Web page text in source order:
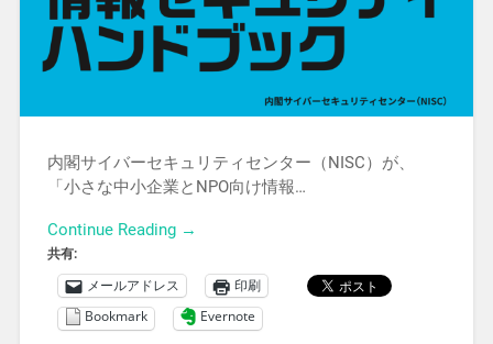
内閣サイバーセキュリティセンター（NISC）が、
「小さな中小企業とNPO向け情報…
Continue Reading →
共有:
メールアドレス
印刷
Bookmark
Evernote